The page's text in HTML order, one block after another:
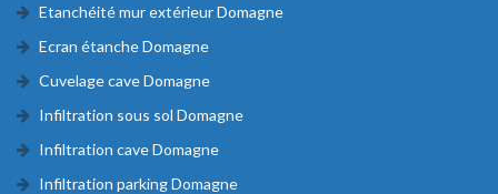
Etanchéité mur extérieur Domagne
Ecran étanche Domagne
Cuvelage cave Domagne
Infiltration sous sol Domagne
Infiltration cave Domagne
Infiltration parking Domagne